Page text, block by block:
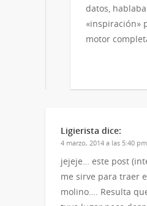
datos,
«inspiración»
motor
Ligierista dice:
4 marzo, 2014 a las 5:40 pm
jejeje… este post
me sirve para traer
molino…. Resulta